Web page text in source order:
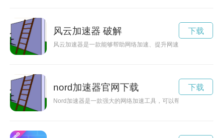
风云加速器 破解
风云加速器是一款能够帮助网络加速、提升网速、保障网络安
下载
nord加速器官网下载
Nord加速器是一款强大的网络加速工具，可以帮助用户快速、
下载